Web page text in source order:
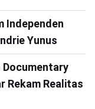
Independen
Yunus
Documentary
Rekam Realitas